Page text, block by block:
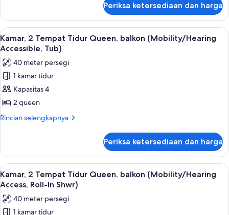
pemandangan
kolam
renang
(Balcony)
Kamar,
Tempat
Tidur
balkon,
pemandangan
kolam
renang
(Balcony)
Periksa ketersediaan dan harga
Lihat
semua
foto
untuk
Kamar,
2
Tempat
Tidur
(Mobility/Hearing
Accessible,
Tub)
Seprai premium, bantalan ekstra
4
Kamar, 2 Tempat Tidur Queen, balkon (Mobility/Hearing
Accessible, Tub)
40 meter persegi
1 kamar tidur
Kapasitas 4
2 queen
Rincian selengkapnya
Rincian
Kamar,
Tempat
Tidur
balkon
(Mobility/Hearing
Periksa ketersediaan dan harga
Lihat
semua
foto
untuk
Seprai premium, bantalan ekstra
4
Kamar, 2 Tempat Tidur Queen, balkon (Mobility/Hearing
Access, Roll-In Shwr)
40 meter persegi
1 kamar tidur